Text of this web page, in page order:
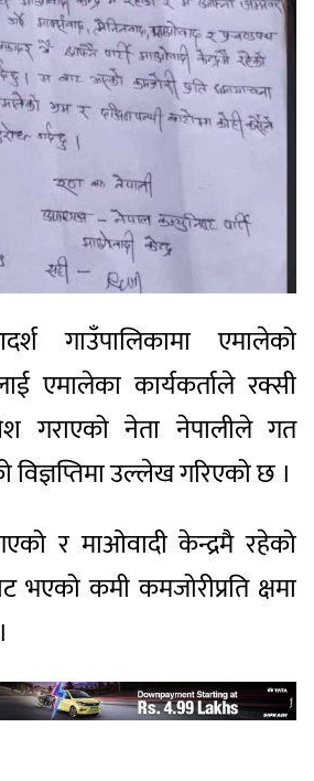
गाउँपालिकामा एमालेको
एमालेका कार्यकर्ताले रक्सी
गराएको नेता नेपालीले गत
विज्ञप्तिमा उल्लेख गरिएको छ ।
र माओवादी केन्द्रमै रहेको
कमी कमजोरीप्रति क्षमा